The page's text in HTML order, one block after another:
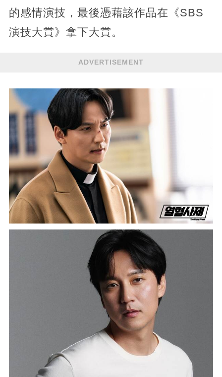
的感情演技，最後憑藉該作品在《SBS
演技大賞》拿下大賞。
ADVERTISEMENT